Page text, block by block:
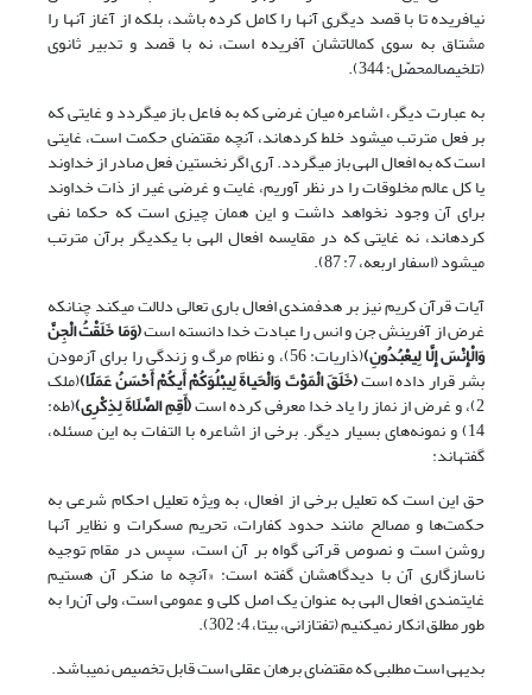
نیافریده تا با قصد دیگری آن‎ها را کامل کرده باشد، بلکه از آغاز آن‎ها را
مشتاق به سوی کمالاتشان آفریده است، نه با قصد و تدبیر ثانوی
(تلخیص‏المحصّل: 344).
به عبارت دیگر، اشاعره میان غرضی که به فاعل باز می‎گردد و غایتی که
بر فعل مترتب می‎شود خلط کرده‎اند، آنچه مقتضای حکمت است، غایتی
است که به افعال الهی باز می‎گردد. آری اگر نخستین فعل صادر از خداوند
یا کل عالم مخلوقات را در نظر آوریم، غایت و غرضی غیر از ذات خداوند
برای آن وجود نخواهد داشت و این همان چیزی است که حکما نفی
کرده‎اند، نه غایتی که در مقایسه افعال الهی با یکدیگر برآن مترتب
می‎شود (اسفار اربعه، 7: 87).
آیات قرآن کریم نیز بر هدفمندی افعال باری تعالی دلالت می‏کند چنان‎که
غرض از آفرینش جن و انس را عبادت خدا دانسته است(وَمَا خَلَقْتُ الْجِنَّ
وَالْإِنْسَ إِلَّا لِیعْبُدُونِ) (ذاریات: 56)، و نظام مرگ و زندگی را برای آزمودن
بشر قرار داده است(خَلَقَ الْمَوْتَ وَالْحَیاةَ لِیبْلُوَکُمْ أَیکُمْ أَحْسَنُ عَمَلًا)(ملک
2)، و غرض از نماز را یاد خدا معرفی کرده است (َأَقِمِ الصَّلَاةَ لِذِکْرِی)(طه:
14) و نمونه‌های بسیار دیگر. برخی از اشاعره با التفات به این مسئله،
گفته‏اند:
حق این است که تعلیل برخی از افعال، به ویژه تعلیل احکام شرعی به
حکمت‌ها و مصالح مانند حدود کفارات، تحریم مسکرات و نظایر آن‎ها
روشن است و نصوص قرآنی گواه بر آن است، سپس در مقام توجیه
ناسازگاری آن با دیدگاهشان گفته است: «آنچه ما منکر آن هستیم
غایتمندی افعال الهی به عنوان یک اصل کلی و عمومی است، ولی آن‌را به
طور مطلق انکار نمی‎کنیم (تفتازانی، بی‏تا، 4: 302).
بدیهی است مطلبی که مقتضای برهان عقلی است قابل تخصیص نمی‎باشد.